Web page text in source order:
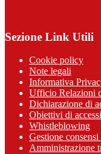
Sezione Link Utili
Cookie policy
Note legali
Informativa
Ufficio Relazioni
Dichiarazione di
Obiettivi di
Whistleblowing
Gestione
Amministrazione